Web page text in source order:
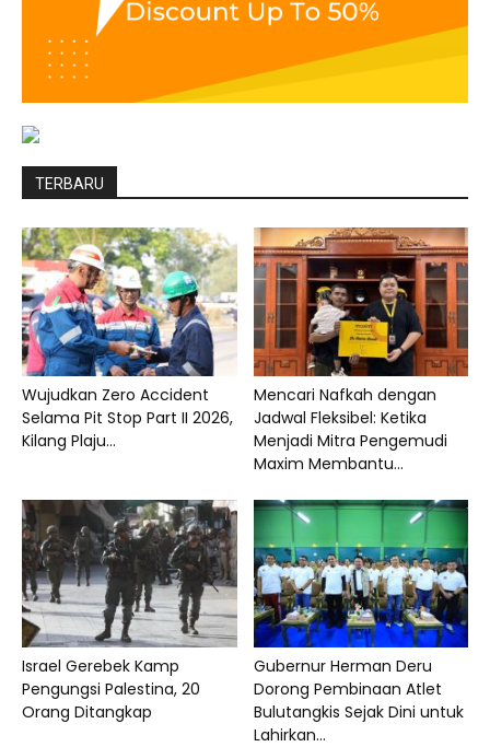
TERBARU
Wujudkan Zero Accident
Selama Pit Stop Part II 2026,
Kilang Plaju...
Mencari Nafkah dengan
Jadwal Fleksibel: Ketika
Menjadi Mitra Pengemudi
Maxim Membantu...
Israel Gerebek Kamp
Pengungsi Palestina, 20
Orang Ditangkap
Gubernur Herman Deru
Dorong Pembinaan Atlet
Bulutangkis Sejak Dini untuk
Lahirkan...